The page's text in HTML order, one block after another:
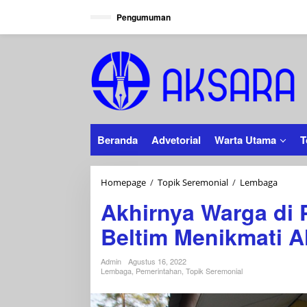
konten
Pengumuman
Beranda Advetorial Warta Utama
Homepage / Topik Seremonial / LembagaAkhirnya
di
Pantai
Kuale
Listrik
Akhirnya Warga di
Beltim Menikmati
Admin
Agustus 16, 2022
Lembaga Pemerintahan Topik Seremonial